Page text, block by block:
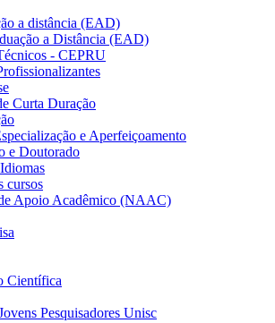
a distância (EAD)
a Distância (EAD)
- CEPRU
Curta Duração
e Aperfeiçoamento
e Doutorado
cursos
Apoio Acadêmico (NAAC)
Científica
Pesquisadores Unisc